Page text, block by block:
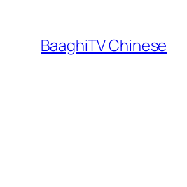
content
BaaghiTV Chinese